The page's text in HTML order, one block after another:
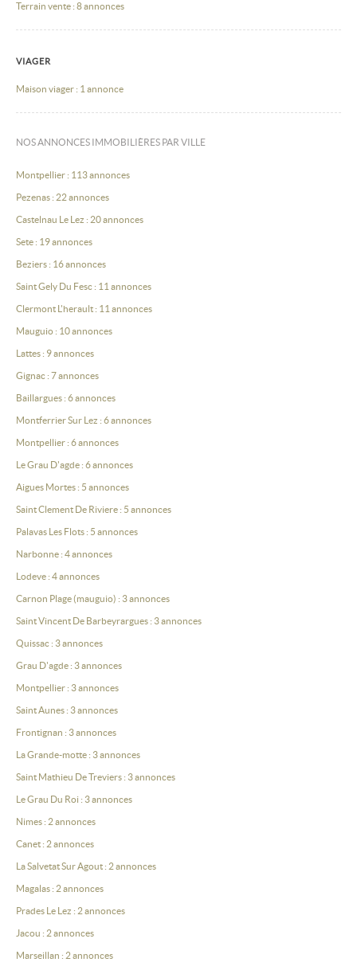
Terrain vente : 8 annonces
VIAGER
Maison viager : 1 annonce
NOS ANNONCES IMMOBILIÈRES PAR VILLE
Montpellier : 113 annonces
Pezenas : 22 annonces
Castelnau Le Lez : 20 annonces
Sete : 19 annonces
Beziers : 16 annonces
Saint Gely Du Fesc : 11 annonces
Clermont L'herault : 11 annonces
Mauguio : 10 annonces
Lattes : 9 annonces
Gignac : 7 annonces
Baillargues : 6 annonces
Montferrier Sur Lez : 6 annonces
Montpellier : 6 annonces
Le Grau D'agde : 6 annonces
Aigues Mortes : 5 annonces
Saint Clement De Riviere : 5 annonces
Palavas Les Flots : 5 annonces
Narbonne : 4 annonces
Lodeve : 4 annonces
Carnon Plage (mauguio) : 3 annonces
Saint Vincent De Barbeyrargues : 3 annonces
Quissac : 3 annonces
Grau D'agde : 3 annonces
Montpellier : 3 annonces
Saint Aunes : 3 annonces
Frontignan : 3 annonces
La Grande-motte : 3 annonces
Saint Mathieu De Treviers : 3 annonces
Le Grau Du Roi : 3 annonces
Nimes : 2 annonces
Canet : 2 annonces
La Salvetat Sur Agout : 2 annonces
Magalas : 2 annonces
Prades Le Lez : 2 annonces
Jacou : 2 annonces
Marseillan : 2 annonces